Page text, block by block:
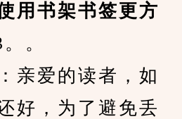
用书架书签更方
。
爱的读者，如
好，为了避免丢